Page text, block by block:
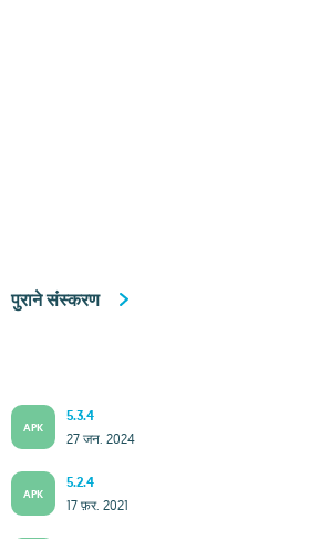
पुराने संस्करण
APK
5.3.4
27 जन. 2024
APK
5.2.4
17 फ़र. 2021